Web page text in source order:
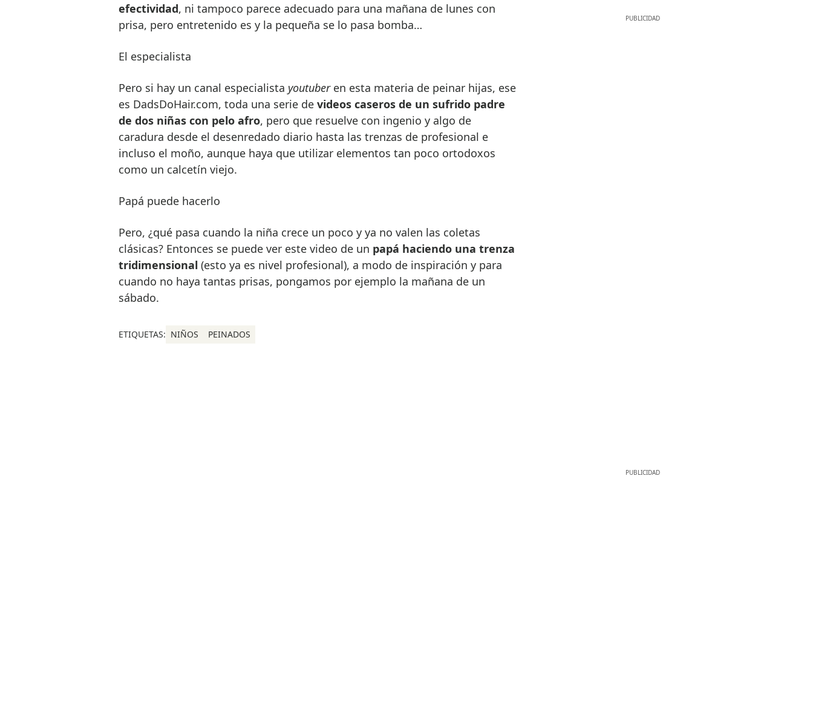
efectividad, ni tampoco parece adecuado para una mañana de lunes con
prisa, pero entretenido es y la pequeña se lo pasa bomba…
El especialista
Pero si hay un canal especialista youtuberen esta materia de peinar hijas, ese
es DadsDoHair.com, toda una serie de videos caseros de un sufrido padre
de dos niñas con pelo afro, pero que resuelve con ingenio y algo de
caradura desde el desenredado diario hasta las trenzas de profesional e
incluso el moño, aunque haya que utilizar elementos tan poco ortodoxos
como un calcetín viejo.
Papá puede hacerlo
Pero, ¿qué pasa cuando la niña crece un poco y ya no valen las coletas
clásicas? Entonces se puede ver este video de un papá haciendo una trenza
tridimensional (esto ya es nivel profesional), a modo de inspiración y para
cuando no haya tantas prisas, pongamos por ejemplo la mañana de un
sábado.
ETIQUETAS: NIÑOS PEINADOS